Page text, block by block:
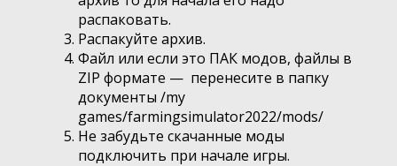
распаковать.
Распакуйте архив.
Файл или если это ПАК модов, файлы в
ZIP формате — перенесите в папку
документы /my
games/farmingsimulator2022/mods/
Не забудьте скачанные моды
подключить при начале игры.